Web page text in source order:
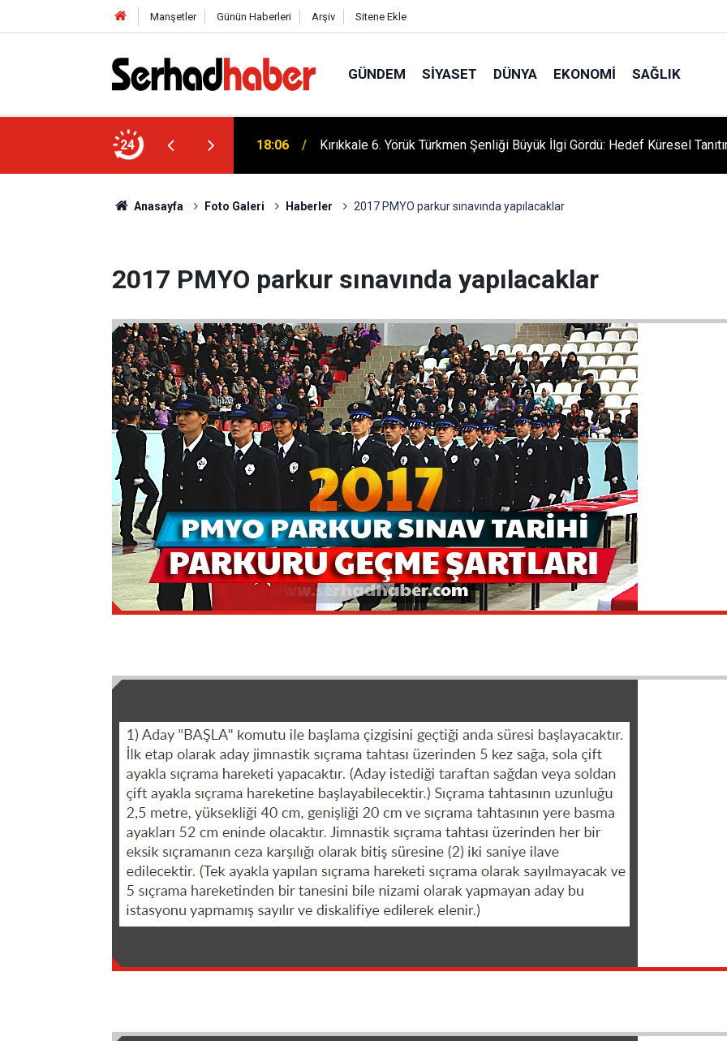
Manşetler Günün Haberleri Arşiv Sitene Ekle
GÜNDEM SIYASET DÜNYA EKONOMI SAĞLIK
24
Ayhan Bayram’dan Davut Tatar’a Ziyaret 18:06 Kırıkkale 6. Yörük Türkmen Şenliği Büyük İlgi Gördü: Hedef Küresel
Anasayfa Foto Galeri Haberler 2017 PMYO parkur sınavında yapılacaklar
2017 PMYO parkur sınavında yapılacaklar